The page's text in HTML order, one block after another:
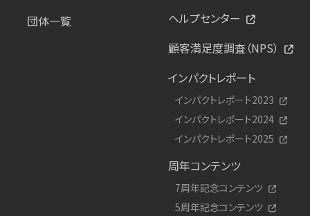
団体一覧
ヘルプセンター
顧客満足度調査（NPS）
インパクトレポート
インパクトレポート2023
インパクトレポート2024
インパクトレポート2025
周年コンテンツ
7周年記念コンテンツ
5周年記念コンテンツ